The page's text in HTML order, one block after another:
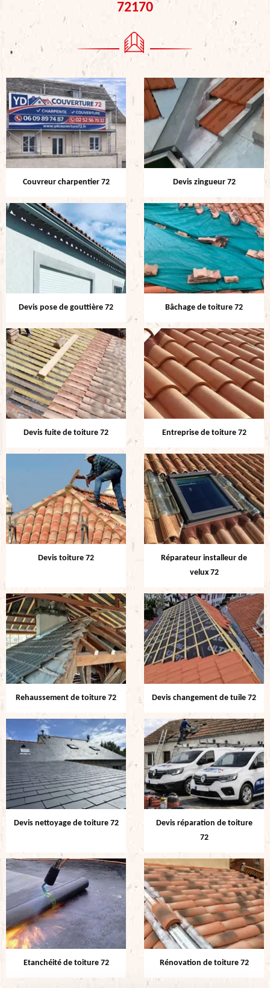
72170
Couvreur charpentier 72 Devis zingueur 72
Devis pose de gouttière 72 Bâchage de toiture 72
Devis fuite de toiture 72 Entreprise de toiture 72
Devis toiture 72
Réparateur installeur de
velux 72
Rehaussement de toiture 72 Devis changement de tuile 72
Devis nettoyage de toiture 72
Devis réparation de toiture
72
Etanchéité de toiture 72 Rénovation de toiture 72